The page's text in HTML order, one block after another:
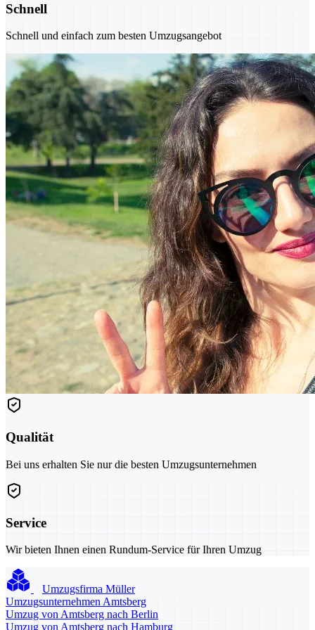
Schnell
Schnell und einfach zum besten Umzugsangebot
Qualität
Bei uns erhalten Sie nur die besten Umzugsunternehmen
Service
Wir bieten Ihnen einen Rundum-Service für Ihren Umzug
Umzugsfirma Müller
Umzugsunternehmen Amtsberg
Umzug von Amtsberg nach Berlin
Umzug von Amtsberg nach Hamburg